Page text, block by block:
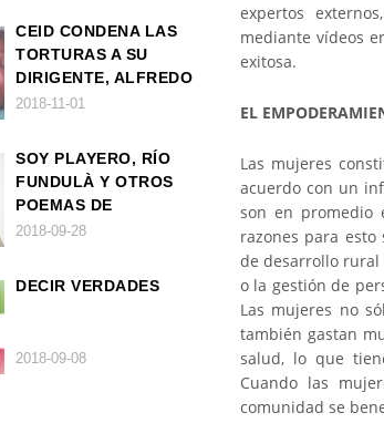
expertos
mediante vídeos
exitosa.
EL
Las mujeres
acuerdo con un
son en promedio
razones para
de desarrollo
o la gestión de
Las mujeres no
también gastan
salud, lo que
Cuando las
comunidad se
CEID CONDENA LAS
TORTURAS A SU
DIRIGENTE, ALFREDO
OKENVE
2018-11-01
SOY PLAYERO, RÍO
FUNDULÀ Y OTROS
POEMAS DE
FRANCISCO
2018-09-28
DECIR VERDADES
2018-09-08